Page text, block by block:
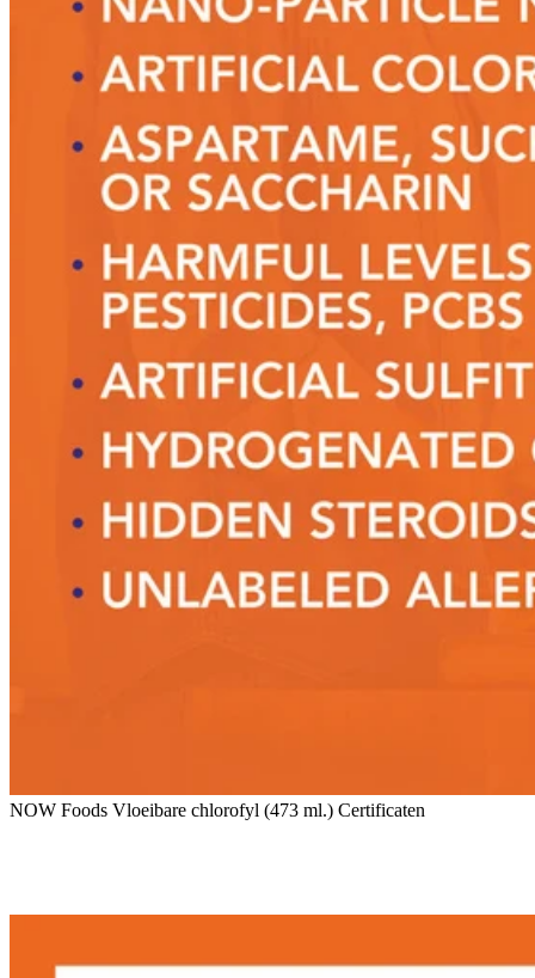
NOW Foods Vloeibare chlorofyl (473 ml.) Certificaten